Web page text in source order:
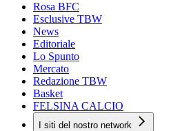
Rosa BFC
Esclusive TBW
News
Editoriale
Lo Spunto
Mercato
Redazione TBW
Basket
FELSINA CALCIO
I siti del nostro network